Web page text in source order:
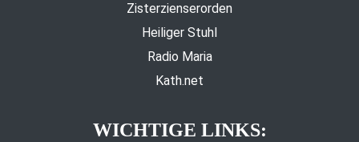
Zisterzienserorden
Heiliger Stuhl
Radio Maria
Kath.net
WICHTIGE LINKS: